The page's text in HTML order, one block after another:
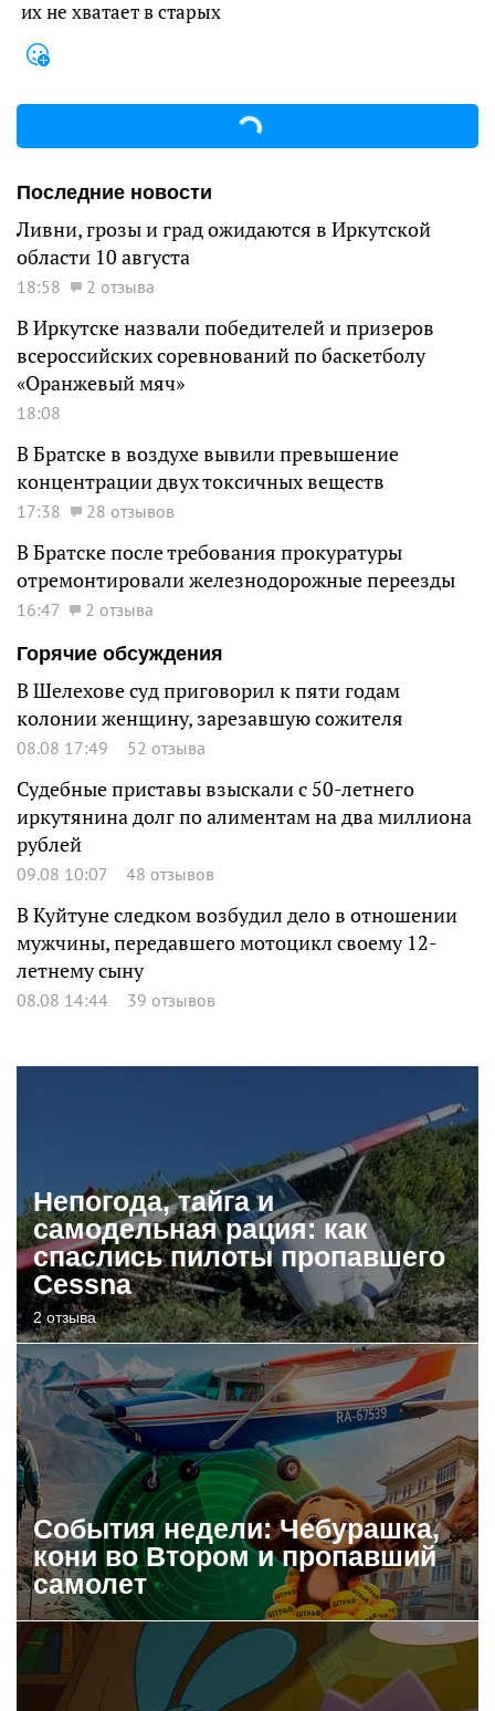
их не хватает в старых
Последние новости
Ливни, грозы и град ожидаются в Иркутской
области 10 августа
18:58 2 отзыва
В Иркутске назвали победителей и призеров
всероссийских соревнований по баскетболу
«Оранжевый мяч»
18:08
В Братске в воздухе вывили превышение
концентрации двух токсичных веществ
17:38 28 отзывов
В Братске после требования прокуратуры
отремонтировали железнодорожные переезды
16:47
2 отзыва
Горячие обсуждения
В Шелехове суд приговорил к пяти годам
колонии женщину, зарезавшую сожителя
08.08 17:49 52 отзыва
Судебные приставы взыскали с 50-летнего
иркутянина долг по алиментам на два миллиона
рублей
09.08 10:07 48 отзывов
В Куйтуне следком возбудил дело в отношении
мужчины, передавшего мотоцикл своему 12-
летнему сыну
08.08 14:44 39 отзывов
Непогода, тайга и
самодельная рация: как
спаслись пилоты пропавшего
Cessna
2 отзыва
События недели: Чебурашка,
кони во Втором и пропавший
самолет